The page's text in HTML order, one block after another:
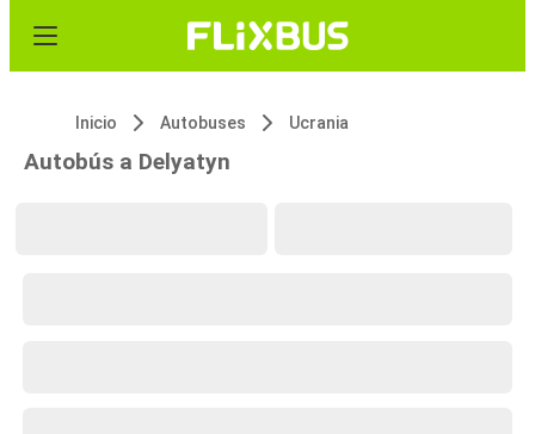
Inicio Autobuses Ucrania
Autobús a Delyatyn